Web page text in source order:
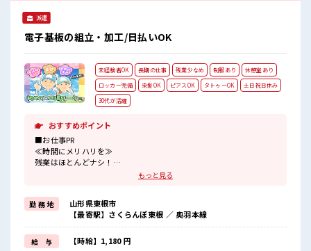
派遣
電子基板の組立・加工/日払いOK
未経験者OK 長期の仕事 残業少なめ 制服あり
休憩室あり
ロッカー完備
染髪OK ピアスOK タトゥーOK
土日祝日休み
30代が活躍
おすすめポイント
■お仕事PR
≪時間にメリハリを≫
残業はほとんどナシ！
場合によってはお願いすることもあります♪
週末は家族や友人と一緒にプライベート満喫！
≪ヘアカラーOKで自由な雰囲気の職場≫
明るすぎたり奇抜でなければ基本的に自由！
(規定有)≪機能的な制服アリ≫
制服があるので、
もっと見る
勤 務 地
山形県東根市
【最寄駅】さくらんぼ東根 ／ 奥羽本線
給 与 【時給】1,180 円